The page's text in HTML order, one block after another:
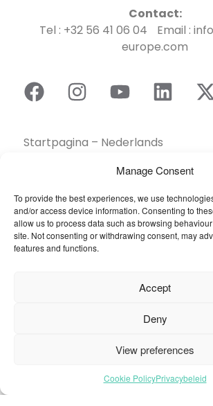
Manage Consent
To provide the best experiences, we use
and/or access device information. Consenting to
allow us to process data such as browsing
site. Not consenting or withdrawing consent, may
features and functions.
Accept
Deny
View preferences
Cookie PolicyPrivacybeleid
Contact:
Tel : +32 56 41 06 04 Email :
europe.com
Startpagina – Nederlands
Collectie
Duurzaamheid
Een dealer vinden
Veelgestelde vragen
© 2026 Oneflor. Alle rechten